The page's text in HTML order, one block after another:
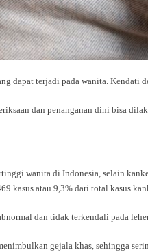
dapat terjadi pada wanita.
dan penanganan dini bisa
wanita di Indonesia, selain
kasus atau 9,3% dari total kasus
dan tidak terkendali pada
gejala khas, sehingga